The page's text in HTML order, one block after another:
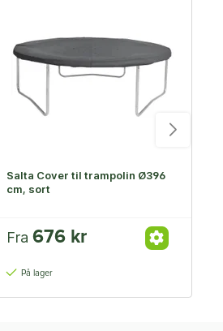
Salta Cover til trampolin Ø396
cm, sort
Fra676 kr
På lager